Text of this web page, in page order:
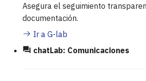
Asegura el seguimiento
documentación.
Ir a G-lab
chatLab: Comunicaciones